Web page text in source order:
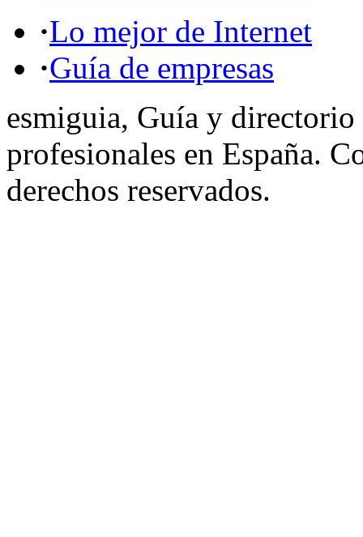
·Lo mejor de Internet
·Guía de empresas
esmiguia, Guía y directorio
profesionales en España.
derechos reservados.